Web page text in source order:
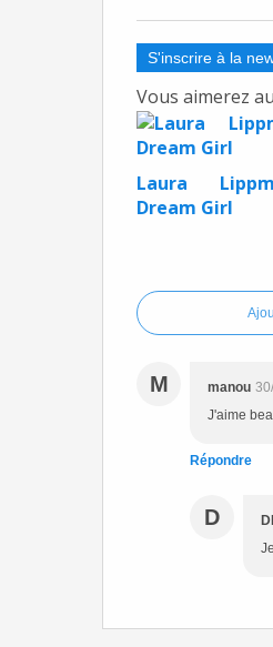
S'inscrire à la
Vous aimerez
Laura
Dream Girl
M manou
J'aime
Répondre
D